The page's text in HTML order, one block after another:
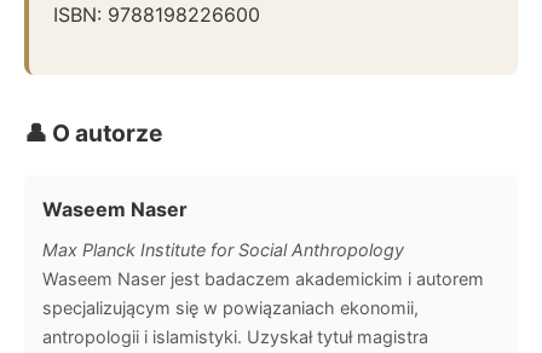
ISBN: 9788198226600
👤 O autorze
Waseem Naser
Max Planck Institute for Social Anthropology
Waseem Naser jest badaczem akademickim i autorem
specjalizującym się w powiązaniach ekonomii,
antropologii i islamistyki. Uzyskał tytuł magistra